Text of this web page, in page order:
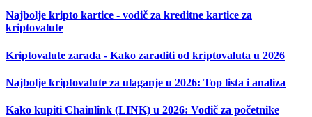
Najbolje kripto kartice - vodič za kreditne kartice za
kriptovalute
Kriptovalute zarada - Kako zaraditi od kriptovaluta u 2026
Najbolje kriptovalute za ulaganje u 2026: Top lista i analiza
Kako kupiti Chainlink (LINK) u 2026: Vodič za početnike